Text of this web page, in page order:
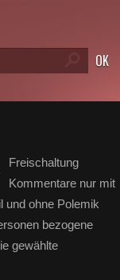
Freischaltung
Kommentare nur mit
und ohne Polemik
bezogene
gewählte